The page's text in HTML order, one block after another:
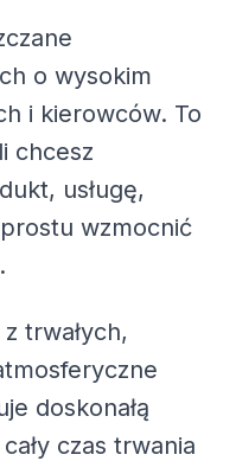
o wysokim
i kierowców. To
chcesz
usługę,
wzmocnić
trwałych,
doskonałą
czas trwania